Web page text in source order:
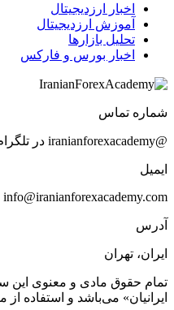
اخبار ارزدیجیتال
آموزش ارزدیجیتال
تحلیل بازارها
اخبار بورس و فارکس
شماره تماس
@iranianforexacademy در تلگرام
ایمیل
info@iranianforexacademy.com
آدرس
ایران، تهران
تمام حقوق مادی و معنوی این
ایرانیان» می‌باشد و استفاده